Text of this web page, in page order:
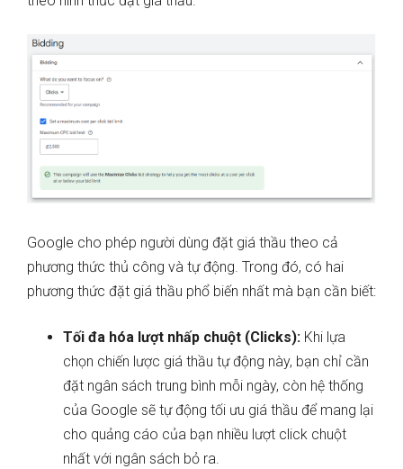
Google cho phép người dùng đặt giá thầu theo cả
phương thức thủ công và tự động. Trong đó, có hai
phương thức đặt giá thầu phổ biến nhất mà bạn cần biết:
Tối đa hóa lượt nhấp chuột (Clicks): Khi lựa
chọn chiến lược giá thầu tự động này, bạn chỉ cần
đặt ngân sách trung bình mỗi ngày, còn hệ thống
của Google sẽ tự động tối ưu giá thầu để mang lại
cho quảng cáo của bạn nhiều lượt click chuột
nhất với ngân sách bỏ ra.